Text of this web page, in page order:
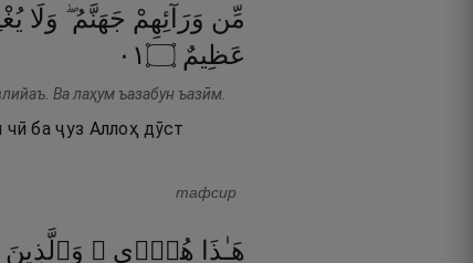
مِّن وَرَآئِهِمْ جَهَنَّمُ ۖ وَلَا
عَظِيمٌ ۝١٠
Ва лаҳум ъазабун ъазӣм.
ба ҷуз Аллоҳ дӯст
тафсир
هَـٰذَا هُدًۭى ۖ وَٱلَّذِينَ